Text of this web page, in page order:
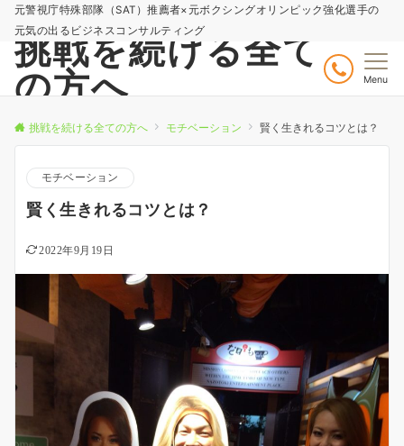
元警視庁特殊部隊（SAT）推薦者×元ボクシングオリンピック強化選手の
元気の出るビジネスコンサルティング
挑戦を続ける全て
の方へ
Menu
挑戦を続ける全ての方へ モチベーション 賢く生きれるコツとは？
モチベーション
賢く生きれるコツとは？
2022年9月19日